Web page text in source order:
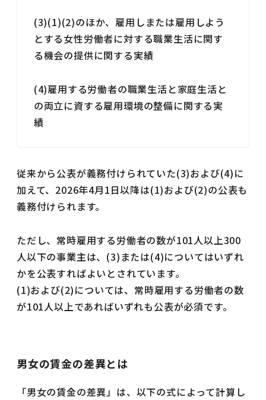
(3)(1)(2)のほか、雇用しまたは雇用しよう
とする女性労働者に対する職業生活に関す
る機会の提供に関する実績
(4)雇用する労働者の職業生活と家庭生活と
の両立に資する雇用環境の整備に関する実
績
従来から公表が義務付けられていた(3)および(4)に
加えて、2026年4月1日以降は(1)および(2)の公表も
義務付けられます。
ただし、常時雇用する労働者の数が101人以上300
人以下の事業主は、(3)または(4)についてはいずれ
かを公表すればよいとされています。
(1)および(2)については、常時雇用する労働者の数
が101人以上であればいずれも公表が必須です。
男女の賃金の差異とは
「男女の賃金の差異」は、以下の式によって計算し